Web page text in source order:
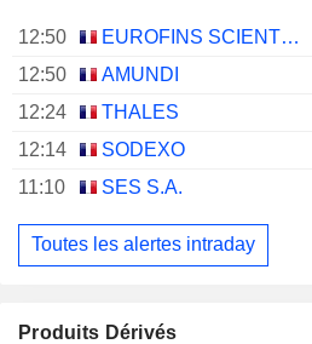
12:50 EUROFINS SCIENTIFIC SE
12:50
AMUNDI
12:24
THALES
12:14
SODEXO
11:10
SES S.A.
Toutes les alertes intraday
Produits Dérivés